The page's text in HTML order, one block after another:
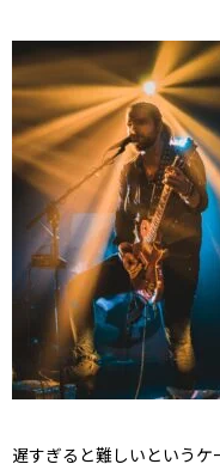
遅すぎると難しいという